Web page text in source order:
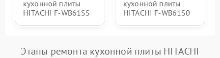
кухонной плиты
HITACHI F-WB61SS
кухонной плиты
HITACHI F-WB61S0
Этапы ремонта кухонной плиты HITACHI